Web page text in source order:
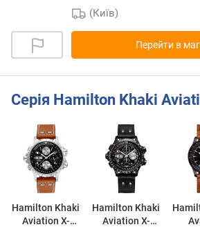
(Київ)
Перейти в
Серія Hamilton Khaki
Hamilton Khaki
Aviation X-
Hamilton Khaki
Aviation X-